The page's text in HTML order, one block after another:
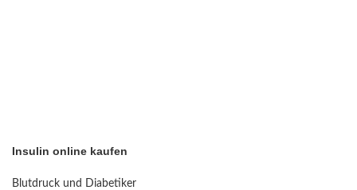
Insulin online kaufen
Blutdruck und Diabetiker